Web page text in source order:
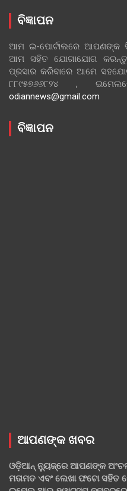
ବିଜ୍ଞାପନ
ଆମ ଇ-ପୋର୍ଟାଲରେ ଆପଣଙ୍କ
ଆମ ସହିତ ଯୋଗାଯୋଗ
ପ୍ରସାର କରିବାରେ ଆମେ
୮୮୯୫୭୬୬୮୨୪ ,
odiannews@gmail.com
ବିଜ୍ଞାପନ
ଆପଣଙ୍କ ଖବର
ଓଡ଼ିଆନ୍ ନ୍ୟୁଜ୍‌ରେ ଆପଣଙ୍କ
ମତାମତ ଏବଂ ଲେଖା ଫଟୋ ସହିତ